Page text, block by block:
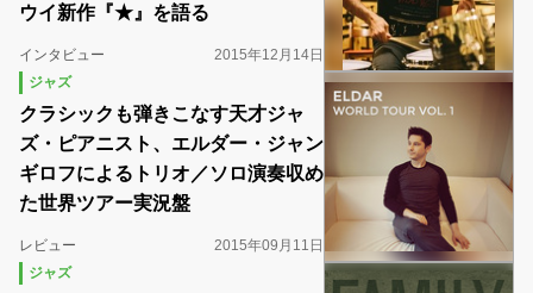
ウイ新作『★』を語る
インタビュー
2015年12月14日
ジャズ
クラシックも弾きこなす天才ジャ
ズ・ピアニスト、エルダー・ジャン
ギロフによるトリオ／ソロ演奏収め
た世界ツアー実況盤
レビュー
2015年09月11日
ジャズ